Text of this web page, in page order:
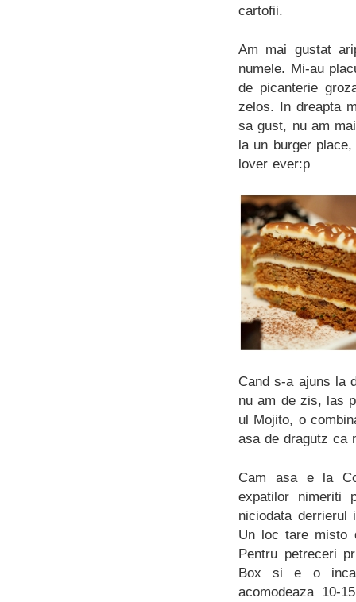
cartofii.
Am mai gustat
numele. Mi-au
de picanterie
zelos. In dreapta
sa gust, nu am
la un burger
lover ever:p
Cand s-a ajuns la
nu am de zis, las
ul Mojito, o
asa de dragutz ca
Cam asa e la
expatilor nimeriti
niciodata
Un loc tare misto
Pentru petreceri
Box si e o
acomodeaza 10-